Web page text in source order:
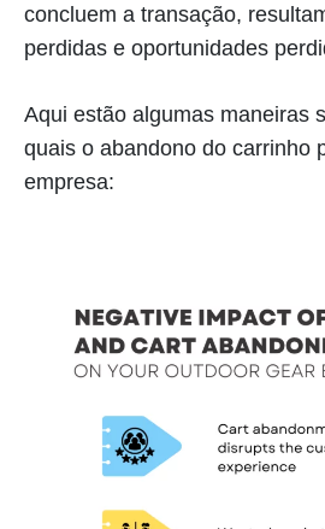
concluem a transação,
perdidas e oportunidades
Aqui estão algumas maneiras
quais o abandono do carrinho
empresa: